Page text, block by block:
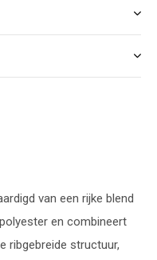
van een rijke blend
en combineert
ribgebreide structuur,